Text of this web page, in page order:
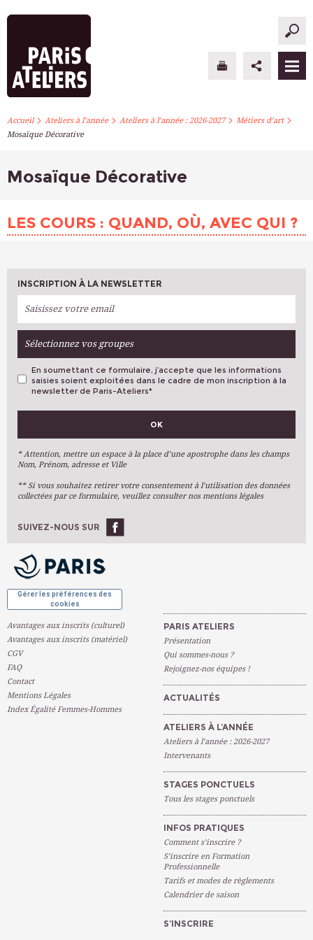
PARIS ATELIERS
ATELIERS À L’ANNÉE
STAGES PONCTUELS
S’INSCRIRE
Accueil> Ateliers à l’année> Ateliers à l’année : 2026-2027> Métiers d’art>
Mosaïque Décorative
Mosaïque Décorative
LES COURS : QUAND, OÙ, AVEC QUI ?
INSCRIPTION À LA NEWSLETTER
Sélectionnez vos groupes
VOS PRÉFÉRENCES
Arts Plastiques
Arts Du Texte
Arts Numériques
Ateliers À L'année
En soumettant ce formulaire, j’accepte que les informations
saisies soient exploitées dans le cadre de mon inscription à la
newsletter de Paris-Ateliers*
OK
* Attention, mettre un espace à la place d’une apostrophe dans les champs
Nom, Prénom, adresse et Ville
** Si vous souhaitez retirer votre consentement à l’utilisation des données
collectées par ce formulaire, veuillez consulter nos mentions légales
SUIVEZ-NOUS SUR
Gérer les préférences des
cookies
Avantages aux inscrits (culturel)
Avantages aux inscrits (matériel)
CGV
FAQ
Contact
Mentions Légales
Index Égalité Femmes-Hommes
PARIS ATELIERS
Présentation
Qui sommes-nous ?
Rejoignez-nos équipes !
ACTUALITÉS
ATELIERS À L’ANNÉE
Ateliers à l’année : 2026-2027
Intervenants
STAGES PONCTUELS
Tous les stages ponctuels
INFOS PRATIQUES
Comment s’inscrire ?
S’inscrire en Formation
Professionnelle
Tarifs et modes de règlements
Calendrier de saison
S’INSCRIRE